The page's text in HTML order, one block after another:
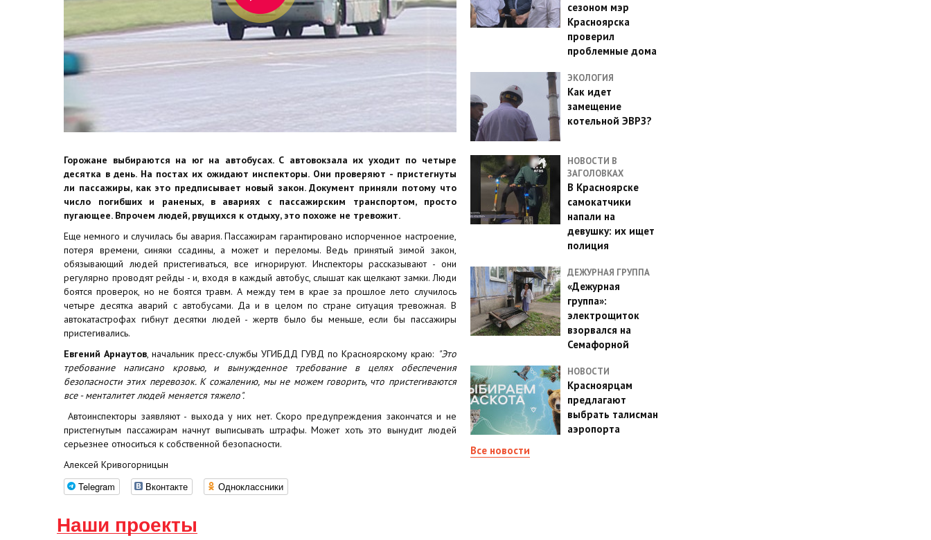
Горожане выбираются на юг на автобусах. С автовокзала их уходит по четыре
десятка в день. На постах их ожидают инспекторы. Они проверяют - пристегнуты
ли пассажиры, как это предписывает новый закон. Документ приняли потому что
число погибших и раненых, в авариях с пассажирским транспортом, просто
пугающее. Впрочем людей, рвущихся к отдыху, это похоже не тревожит.
Еще немного и случилась бы авария. Пассажирам гарантировано испорченное настроение,
потеря времени, синяки ссадины, а может и переломы. Ведь принятый зимой закон,
обязывающий людей пристегиваться, все игнорируют. Инспекторы рассказывают - они
регулярно проводят рейды - и, входя в каждый автобус, слышат как щелкают замки. Люди
боятся проверок, но не боятся травм. А между тем в крае за прошлое лето случилось
четыре десятка аварий с автобусами. Да и в целом по стране ситуация тревожная. В
автокатастрофах гибнут десятки людей - жертв было бы меньше, если бы пассажиры
пристегивались.
Евгений Арнаутов, начальник пресс-службы УГИБДД ГУВД по Красноярскому краю: "Это
требование написано кровью, и вынужденное требование в целях обеспечения
безопасности этих перевозок. К сожалению, мы не можем говорить, что пристегиваются
все - менталитет людей меняется тяжело".
Автоинспекторы заявляют - выхода у них нет. Скоро предупреждения закончатся и не
пристегнутым пассажирам начнут выписывать штрафы. Может хоть это вынудит людей
серьезнее относиться к собственной безопасности.
Алексей Кривогорницын
Telegram Вконтакте Одноклассники
сезоном мэр
Красноярска
проверил
проблемные дома
ЭКОЛОГИЯ
Как идет
замещение
котельной ЭВРЗ?
НОВОСТИ В
ЗАГОЛОВКАХ
В Красноярске
самокатчики
напали на
девушку: их ищет
полиция
ДЕЖУРНАЯ ГРУППА
«Дежурная
группа»:
электрощиток
взорвался на
Семафорной
НОВОСТИ
Красноярцам
предлагают
выбрать талисман
аэропорта
Все новости
Наши проекты